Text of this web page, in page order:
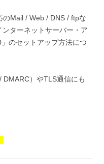
Mail / Web / DNS / ftpな
ターネットサーバー・ア
のセットアップ方法につ
DMARC）やTLS通信にも